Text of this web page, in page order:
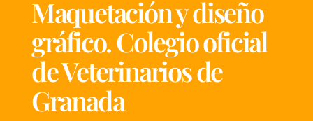
Maquetación y diseño
gráfico. Colegio oficial
de Veterinarios de
Granada